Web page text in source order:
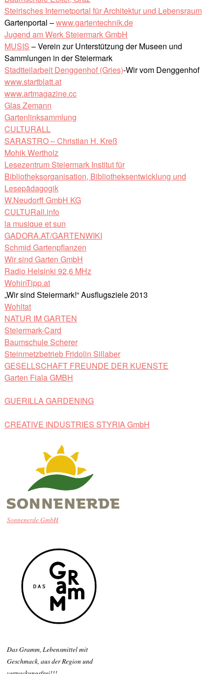
Steirisches Internetportal für Architektur und Lebensraum
Gartenportal –www.gartentechnik.de
Jugend am Werk Steiermark GmbH
MUSIS – Verein zur Unterstützung der Museen und
Sammlungen in der Steiermark
Stadtteilarbeit Denggenhof (Gries)-Wir vom Denggenhof
www.startblatt.at
www.artmagazine.cc
Glas Zemann
Gartenlinksammlung
CULTURALL
SARASTRO – Christian H. Kreß
Mohik Wertholz
Lesezentrum Steiermark Institut für
Bibliotheksorganisation, Bibliotheksentwicklung und
Lesepädagogik
W.Neudorff GmbH KG
CULTURall.info
la musique et sun
GADORA.AT/GARTENWIKI
Schmid Gartenpflanzen
Wir sind Garten GmbH
Radio Helsinki 92,6 MHz
WohinTipp.at
„Wir sind Steiermark!“ Ausflugsziele 2013
Wohltat
NATUR IM GARTEN
Steiermark-Card
Baumschule Scherer
Steinmetzbetrieb Fridolin Sillaber
GESELLSCHAFT FREUNDE DER KUENSTE
Garten Fiala GMBH
GUERILLA GARDENING
CREATIVE INDUSTRIES STYRIA GmbH
Sonnenerde GmbH
Das Gramm, Lebensmittel mit
Geschmack, aus der Region und